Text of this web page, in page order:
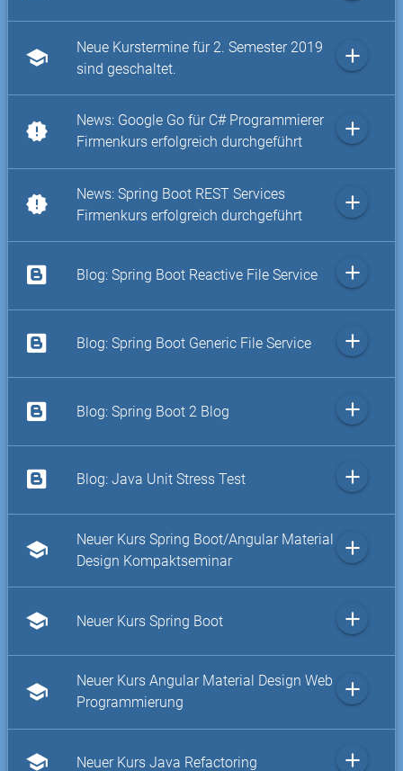
school
Neue Kurstermine für 2. Semester 2019
sind geschaltet.
add
new_releases
News: Google Go für C# Programmierer
Firmenkurs erfolgreich durchgeführt
add
new_releases
News: Spring Boot REST Services
Firmenkurs erfolgreich durchgeführt
add
Blog: Spring Boot Reactive File Service add
Blog: Spring Boot Generic File Service add
Blog: Spring Boot 2 Blog add
Blog: Java Unit Stress Test add
school
Neuer Kurs Spring Boot/Angular Material
Design Kompaktseminar
add
school Neuer Kurs Spring Boot add
school
Neuer Kurs Angular Material Design Web
Programmierung
add
school Neuer Kurs Java Refactoring add